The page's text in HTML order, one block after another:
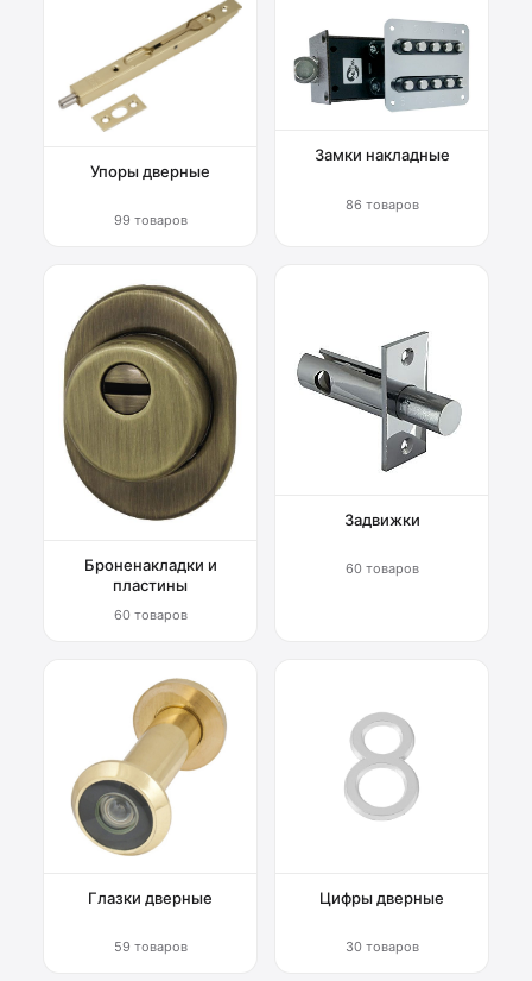
Упоры дверные
99 товаров
Замки накладные
86 товаров
Броненакладки и
пластины
60 товаров
Задвижки
60 товаров
Глазки дверные
59 товаров
Цифры дверные
30 товаров